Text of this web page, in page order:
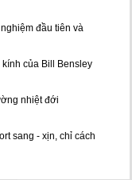
đầu tiên và
của Bill Bensley
nhiệt đới
sang - xịn, chỉ cách